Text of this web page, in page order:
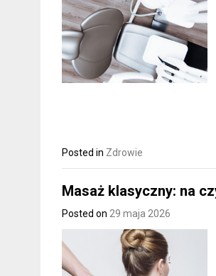
Posted in Zdrowie
Masaż klasyczny: na
Posted on 29 maja 2026